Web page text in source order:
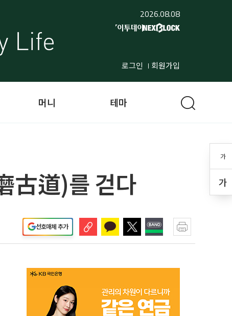
2026.08.08
로그인 회원가입
가
가
머니 테마
古道)를 걷다
선호매체 추가